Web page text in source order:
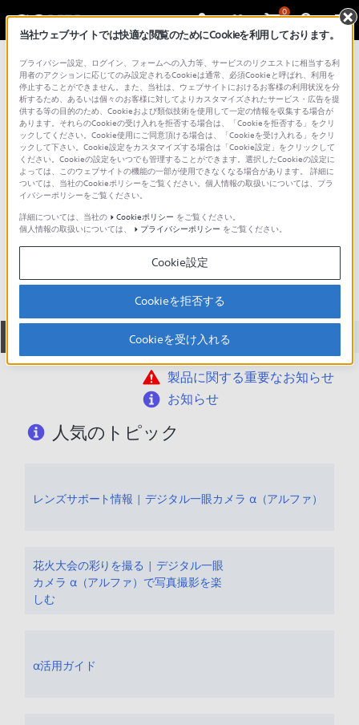
0
総合サポート・お問い合わせ Aマウントレンズ
SAL70200G
ダウンロード 取扱説明書
製品に関する重要なお知らせ
お知らせ
人気のトピック
レンズサポート情報 | デジタル一眼カメラ α（アルファ）
花火大会の彩りを撮る | デジタル一眼
カメラ α（アルファ）で写真撮影を楽
しむ
α活用ガイド
当社ウェブサイトでは快適な閲覧のためにCookieを利用しております。
プライバシー設定、ログイン、フォームへの入力等、サービスのリクエストに相当する利
用者のアクションに応じてのみ設定されるCookieは通常、必須Cookieと呼ばれ、利用を
停止することができません。また、当社は、ウェブサイトにおけるお客様の利用状況を分
析するため、あるいは個々のお客様に対してよりカスタマイズされたサービス・広告を提
供する等の目的のため、Cookieおよび類似技術を使用して一定の情報を収集する場合が
あります。それらのCookieの受け入れを拒否する場合は、「Cookieを拒否する」をクリ
ックしてください。Cookie使用にご同意頂ける場合は、「Cookieを受け入れる」をクリ
ックして下さい。Cookie設定をカスタマイズする場合は「Cookie設定」をクリックして
ください。Cookieの設定をいつでも管理することができます。選択したCookieの設定に
よっては、このウェブサイトの機能の一部が使用できなくなる場合があります。 詳細に
ついては、当社のCookieポリシーをご覧ください。個人情報の取扱いについては、プラ
イバシーポリシーをご覧ください。
詳細については、当社の
Cookieポリシー をご覧ください。
個人情報の取扱いについては、
プライバシーポリシー をご覧ください。
Cookie設定
Cookieを拒否する
Cookieを受け入れる